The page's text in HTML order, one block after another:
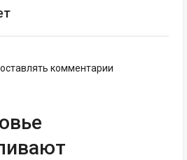
комментарии